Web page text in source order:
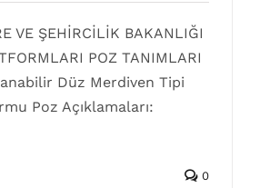
VE ŞEHİRCİLİK BAKANLIĞI
POZ TANIMLARI
Düz Merdiven Tipi
Poz Açıklamaları:
0
sistemleri engelli asansörü
Poz No Poz numaraları